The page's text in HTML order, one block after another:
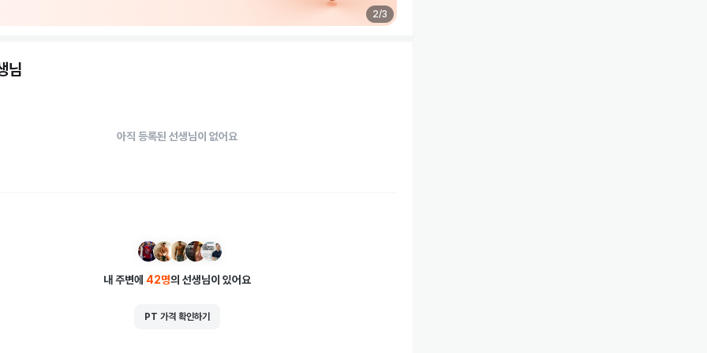
2/3
님
아직 등록된 선생님이 없어요
내 주변에 42명의 선생님이 있어요
PT 가격 확인하기